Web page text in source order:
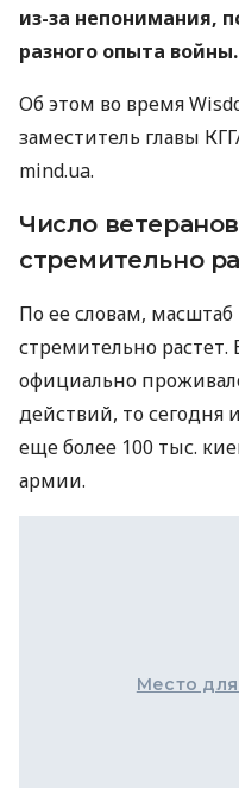
из-за непонимания,
разного опыта войны.
Об этом во время
заместитель главы
mind.ua.
Число
стремительно
По ее словам,
стремительно растет.
официально
действий, то сегодня
еще более 100 тыс.
армии.
Место